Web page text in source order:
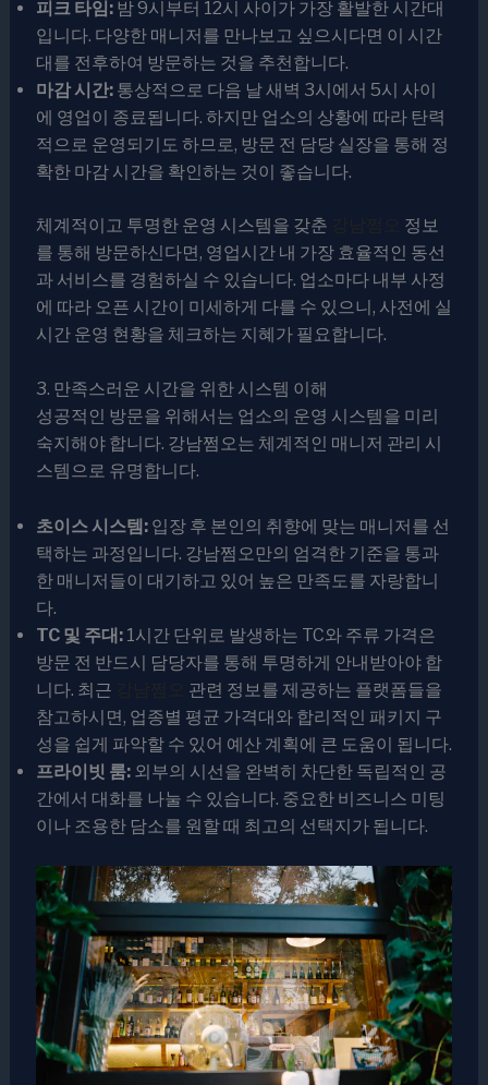
피크 타임:밤 9시부터 12시 사이가 가장 활발한 시간대
입니다. 다양한 매니저를 만나보고 싶으시다면 이 시간
대를 전후하여 방문하는 것을 추천합니다.
마감 시간:통상적으로 다음 날 새벽 3시에서 5시 사이
에 영업이 종료됩니다. 하지만 업소의 상황에 따라 탄력
적으로 운영되기도 하므로, 방문 전 담당 실장을 통해 정
확한 마감 시간을 확인하는 것이 좋습니다.
체계적이고 투명한 운영 시스템을 갖춘
정보
를 통해 방문하신다면, 영업시간 내 가장 효율적인 동선
과 서비스를 경험하실 수 있습니다. 업소마다 내부 사정
에 따라 오픈 시간이 미세하게 다를 수 있으니, 사전에 실
시간 운영 현황을 체크하는 지혜가 필요합니다.
3. 만족스러운 시간을 위한 시스템 이해
성공적인 방문을 위해서는 업소의 운영 시스템을 미리
숙지해야 합니다. 강남쩜오는 체계적인 매니저 관리 시
스템으로 유명합니다.
초이스 시스템:입장 후 본인의 취향에 맞는 매니저를 선
택하는 과정입니다. 강남쩜오만의 엄격한 기준을 통과
한 매니저들이 대기하고 있어 높은 만족도를 자랑합니
다.
TC 및 주대:1시간 단위로 발생하는 TC와 주류 가격은
방문 전 반드시 담당자를 통해 투명하게 안내받아야 합
니다. 최근
관련 정보를 제공하는 플랫폼들을
참고하시면, 업종별 평균 가격대와 합리적인 패키지 구
성을 쉽게 파악할 수 있어 예산 계획에 큰 도움이 됩니다.
프라이빗 룸:외부의 시선을 완벽히 차단한 독립적인 공
간에서 대화를 나눌 수 있습니다. 중요한 비즈니스 미팅
이나 조용한 담소를 원할 때 최고의 선택지가 됩니다.